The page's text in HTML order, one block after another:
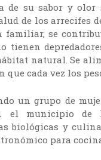
de su sabor y
de los arrecifes
familiar, se
tienen
natural. Se
que cada vez los
un grupo de
el municipio de
biológicas y
para